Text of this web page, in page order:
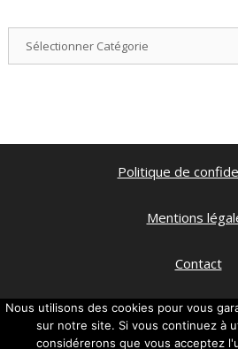
Politique de
Mentions
Contact
Qui suis je ?
Nous utilisons des cookies pour vous
sur notre site. Si vous continuez à
considérerons que vous acceptez